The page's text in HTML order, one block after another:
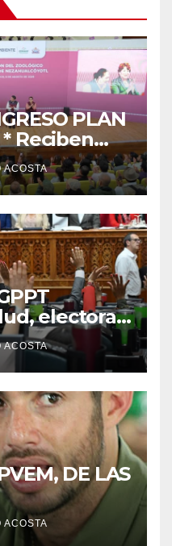
PLAN
de la
Gómez
ACOSTA
ACOSTA
DE LAS
ACOSTA